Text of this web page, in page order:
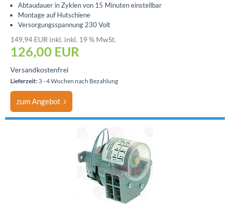
Abtaudauer in Zyklen von 15 Minuten einstellbar
Montage auf Hutschiene
Versorgungsspannung 230 Volt
149,94 EUR inkl. inkl. 19 % MwSt.
126,00 EUR
Versandkostenfrei
Lieferzeit: 3 - 4 Wochen nach Bezahlung
zum Angebot